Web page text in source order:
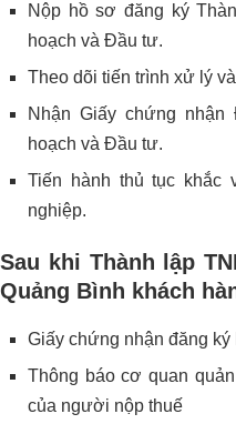
Nộp hồ sơ đăng ký
hoạch và Đầu tư.
Theo dõi tiến trình xử lý
Nhận Giấy chứng
hoạch và Đầu tư.
Tiến hành thủ tục khắc
nghiệp.
Sau khi Thành lập
Quảng Bình khách
Giấy chứng nhận đăng ký
Thông báo cơ quan
của người nộp thuế